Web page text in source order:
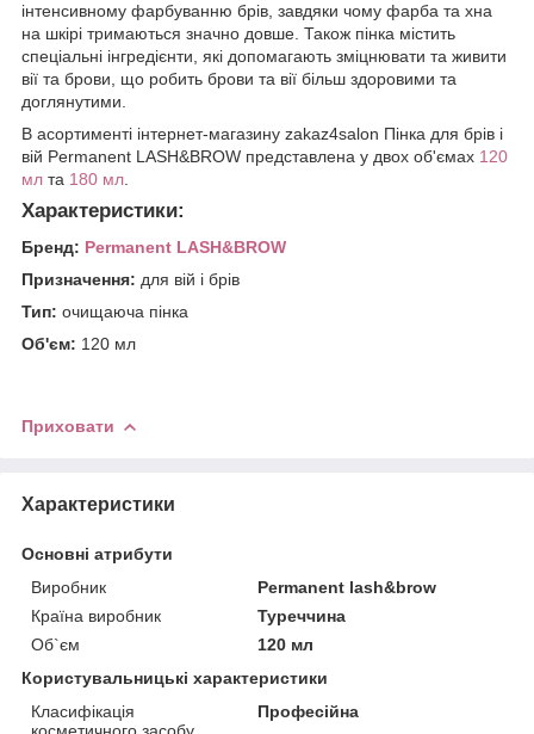
інтенсивному фарбуванню брів, завдяки чому фарба та хна
на шкірі тримаються значно довше. Також пінка містить
спеціальні інгредієнти, які допомагають зміцнювати та живити
вії та брови, що робить брови та вії більш здоровими та
доглянутими.
В асортименті інтернет-магазину zakaz4salon Пінка для брів і
вій Permanent LASH&BROW представлена у двох об'ємах 120
мл та 180 мл.
Характеристики:
Бренд: Permanent LASH&BROW
Призначення: для вій і брів
Тип: очищаюча пінка
Об'єм: 120 мл
Приховати
Характеристики
Основні атрибути
Виробник
Permanent lash&brow
Країна виробник
Туреччина
Об`єм
120 мл
Користувальницькі характеристики
Класифікація
косметичного засобу
Професійна